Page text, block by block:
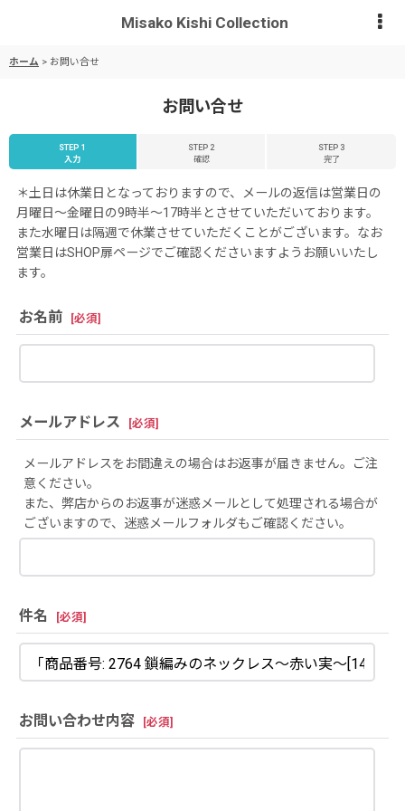
Misako Kishi Collection
ホーム > お問い合せ
お問い合せ
STEP 1
入力
STEP 2
確認
STEP 3
完了
＊土日は休業日となっておりますので、メールの返信は営業日の
月曜日〜金曜日の9時半〜17時半とさせていただいております。
また水曜日は隔週で休業させていただくことがございます。なお
営業日はSHOP扉ページでご確認くださいますようお願いいたし
ます。
お名前 [必須]
メールアドレス [必須]
メールアドレスをお間違えの場合はお返事が届きません。ご注
意ください。
また、弊店からのお返事が迷惑メールとして処理される場合が
ございますので、迷惑メールフォルダもご確認ください。
件名 [必須]
お問い合わせ内容 [必須]